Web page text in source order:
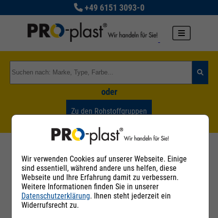
+49 6151 3093-0
oder
Zu den Rohstoffgruppen
Handelsnamen-Datenbank
Der Inhalt dieser Datenbank wurde nach bestem
Wissen erstellt und wird von PRO-plast
Kunststoff GmbH gepflegt. Inhalt und Struktur
dieser Datenbank sind urheberrechtlich
Wir verwenden Cookies auf unserer Webseite. Einige
sind essentiell, während andere uns helfen, diese
Webseite und Ihre Erfahrung damit zu verbessern.
Weitere Informationen finden Sie in unserer
Datenschutzerklärung. Ihnen steht jederzeit ein
Widerrufsrecht zu.